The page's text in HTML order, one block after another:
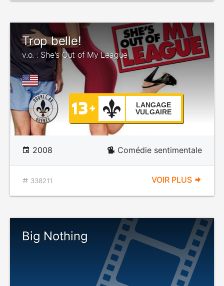
Trop belle!
v.o. : She's Out of My League
LANGAGE
VULGAIRE
2008 Comédie sentimentale
338211 VOIR PLUS
Big Nothing